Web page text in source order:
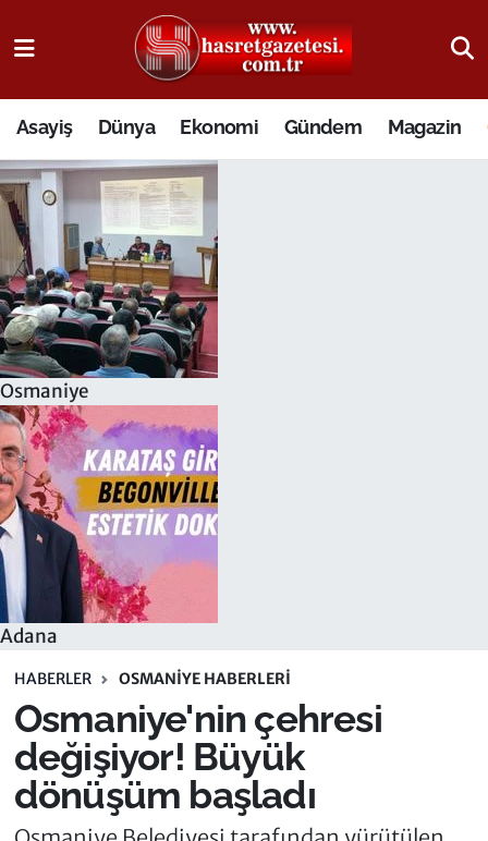
Asayiş Dünya Ekonomi Gündem Magazin
Osmaniye
Adana
HABERLER OSMANIYE HABERLERI
Osmaniye'nin çehresi
değişiyor! Büyük
dönüşüm başladı
Osmaniye Nöbetçi Eczaneler
Osmaniye Hava Durumu
Osmaniye Trafik Yoğunluk Haritası
Süper Lig Puan Durumu ve Fikstür
Tüm Manşetler
Son Dakika Haberleri
Haber Arşivi